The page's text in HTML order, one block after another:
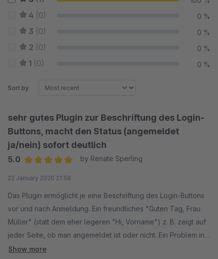
4 (0) 0 %
3 (0) 0 %
2 (0) 0 %
1 (0) 0 %
Sort by
sehr gutes Plugin zur Beschriftung des Login-
Buttons, macht den Status (angemeldet
ja/nein) sofort deutlich
5.0
by Renate Sperling
22 January 2020 21:58
Das Plugin ermöglicht je eine Beschriftung des Login-Buttons
vor und nach Anmeldung. Ein freundliches "Guten Tag, Frau
Müller" (statt dem eher legeren "Hi, Vorname") z. B. zeigt auf
jeder Seite, ob man angemeldet ist oder nicht. Ein Problem in
unserem Shop zur Sichtbarkeit der Variable „$salutation“
Show more